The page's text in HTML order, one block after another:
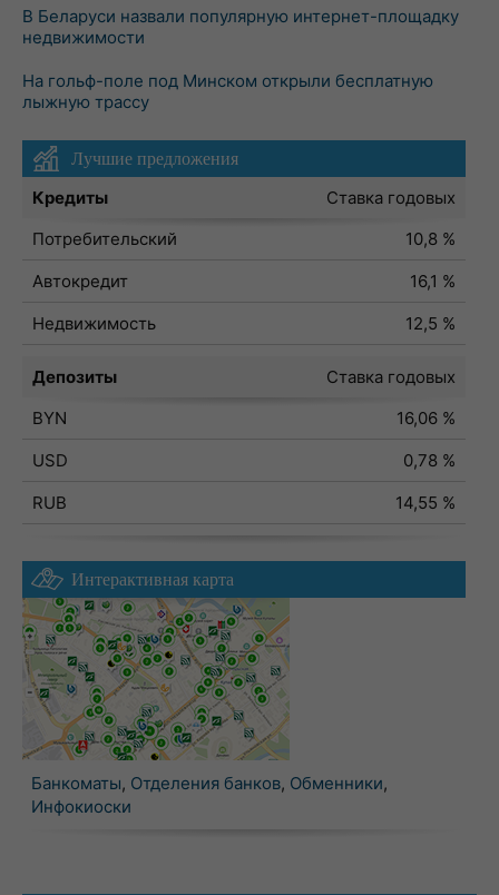
В Беларуси назвали популярную интернет-площадку
недвижимости
На гольф-поле под Минском открыли бесплатную
лыжную трассу
Лучшие предложения
Кредиты
Ставка годовых
Потребительский
10,8 %
Автокредит
16,1 %
Недвижимость
12,5 %
Депозиты
Ставка годовых
BYN
16,06 %
USD
0,78 %
RUB
14,55 %
Интерактивная карта
Банкоматы, Отделения банков, Обменники,
Инфокиоски